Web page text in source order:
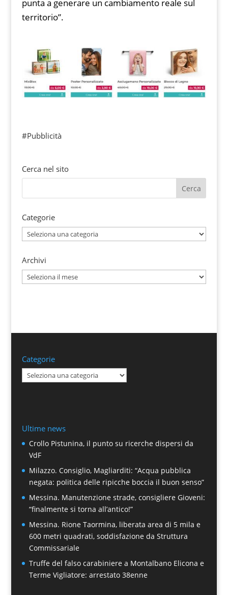
punta a generare un cambiamento reale sul
territorio”.
#Pubblicità
Cerca nel sito
Categorie
Categorie
Archivi
Archivi
Categorie
Categorie
Ultime news
Crollo Pistunina, il punto su ricerche dispersi da
VdF
Milazzo. Consiglio, Magliarditi: “Acqua pubblica
negata: politica delle ripicche boccia il buon senso”
Messina. Manutenzione strade, consigliere Gioveni:
“finalmente si torna all’antico!”
Messina. Rione Taormina, liberata area di 5 mila e
600 metri quadrati, soddisfazione da Struttura
Commissariale
Truffe del falso carabiniere a Montalbano Elicona e
Terme Vigliatore: arrestato 38enne